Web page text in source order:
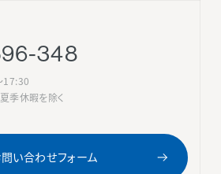
348
17:30
季休暇を除く
い合わせフォーム